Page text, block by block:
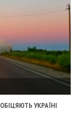
УКРАЇНІ